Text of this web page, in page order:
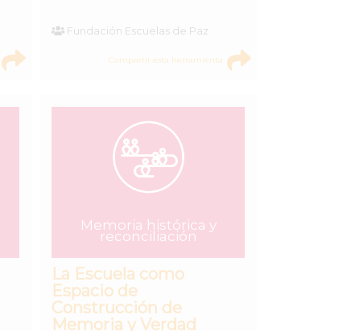
Fundación Escuelas de Paz
Compartir esta herramienta
Memoria histórica y
reconciliación
La Escuela como
Espacio de
Construcción de
Memoria y Verdad